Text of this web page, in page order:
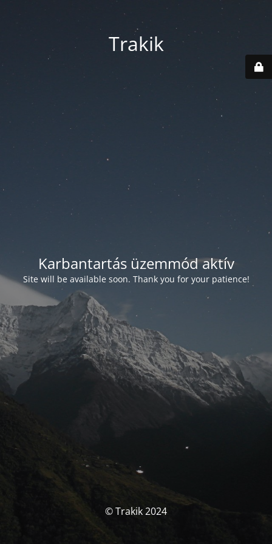
Trakik
Karbantartás üzemmód aktív
Site will be available soon. Thank you for your patience!
© Trakik 2024